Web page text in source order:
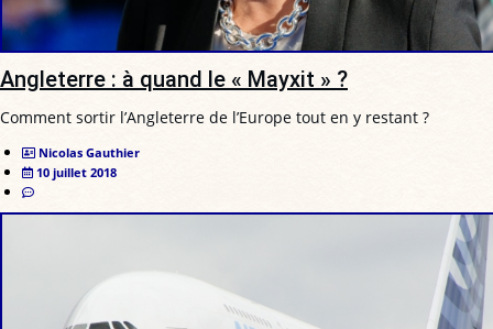
Angleterre : à quand le « Mayxit » ?
Comment sortir l’Angleterre de l’Europe tout en y restant ?
Nicolas Gauthier
10 juillet 2018